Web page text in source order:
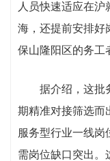
人员快速适应在沪
海，还提前安排好
保山隆阳区的务工
据介绍，这批务
期精准对接筛选而
服务型行业一线岗
需岗位缺口突出。